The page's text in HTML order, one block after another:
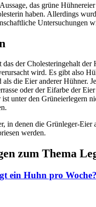
das grüne
haben. Allerdings
Untersuchungen
das der Cholesteringehalt der
wird. Es gibt also
als die Eier anderer Hühner.
oder der Eifarbe der
unter den Grüneierlegern
in denen die Grünleger-Eier
werden.
zum Thema
ein Huhn pro Woche?